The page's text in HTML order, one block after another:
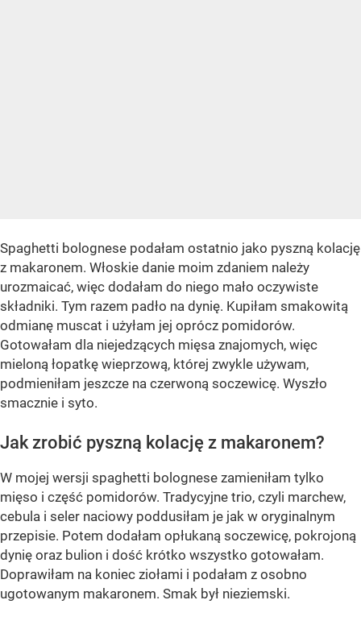
Spaghetti bolognese podałam ostatnio jako pyszną kolację
z makaronem. Włoskie danie moim zdaniem należy
urozmaicać, więc dodałam do niego mało oczywiste
składniki. Tym razem padło na dynię. Kupiłam smakowitą
odmianę muscat i użyłam jej oprócz pomidorów.
Gotowałam dla niejedzących mięsa znajomych, więc
mieloną łopatkę wieprzową, której zwykle używam,
podmieniłam jeszcze na czerwoną soczewicę. Wyszło
smacznie i syto.
Jak zrobić pyszną kolację z makaronem?
W mojej wersji spaghetti bolognese zamieniłam tylko
mięso i część pomidorów. Tradycyjne trio, czyli marchew,
cebula i seler naciowy poddusiłam je jak w oryginalnym
przepisie. Potem dodałam opłukaną soczewicę, pokrojoną
dynię oraz bulion i dość krótko wszystko gotowałam.
Doprawiłam na koniec ziołami i podałam z osobno
ugotowanym makaronem. Smak był nieziemski.